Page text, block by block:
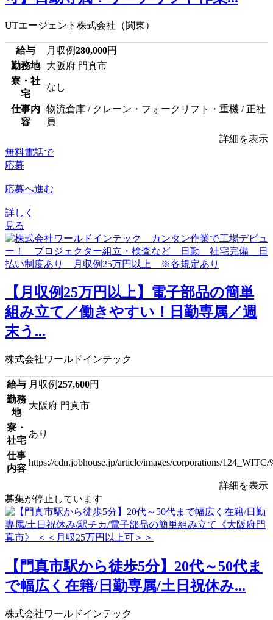
UTエージェント株式会社（関東）
給与 月収例280,000円
勤務地
大阪府 門真市
寮・社
宅
なし
仕事内
容
物流倉庫 / クレーン・フォークリフト・重機 / 正社
員
詳細を表示
無料電話で
応募
応募へ進む
詳しく
見る
【月収例25万円以上】電子部品の簡単
組み立て／働きやすい！日勤専属／週
末う...
株式会社ワールドインテック
給与 月収例257,600円
勤務
地
大阪府 門真市
寮・
社宅
あり
仕事
内容
https://cdn.jobhouse.jp/article/images/corporations/
詳細を表示
募集が停止しています
【門真市駅から徒歩5分】20代～50代ま
で幅広く在籍/日勤専属/土日祝休み...
株式会社ワールドインテック